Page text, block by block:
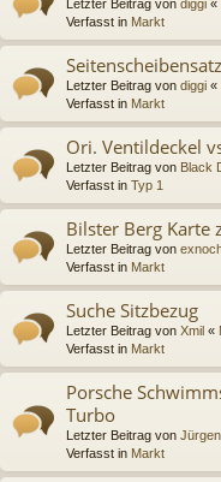
Letzter Beitrag von diggi «
Verfasst in Markt
Letzter Beitrag von diggi «
Verfasst in Markt
Ori. Ventildeckel
Letzter Beitrag von Black
Verfasst in Typ 1
Bilster Berg Karte
Letzter Beitrag von
Verfasst in Markt
Suche Sitzbezug
Letzter Beitrag von Xmil «
Verfasst in Markt
Porsche
Turbo
Letzter Beitrag von Jürgen
Verfasst in Markt